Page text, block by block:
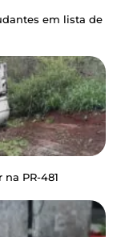
em lista de
PR-481